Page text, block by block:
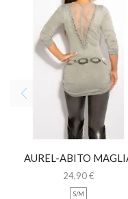
AUREL-ABITO
LUNGA CON PIZZO
24,90€
S/M